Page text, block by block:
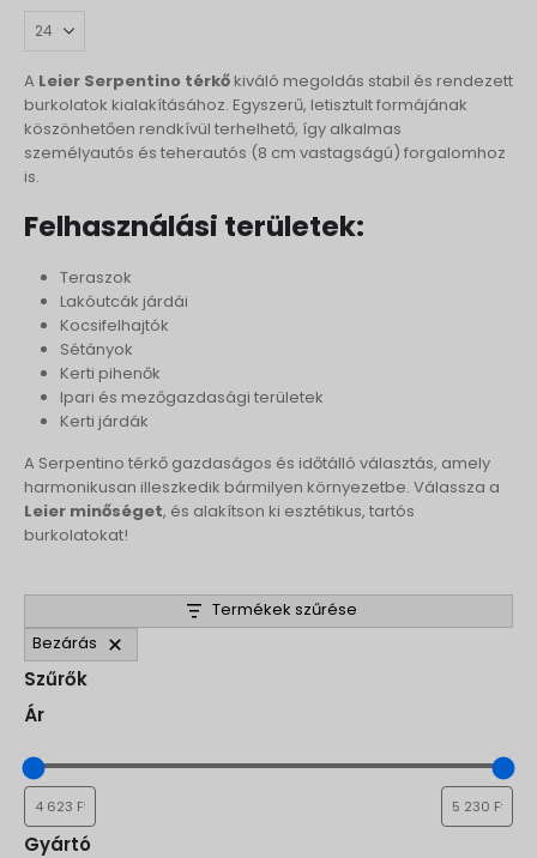
A Leier Serpentino térkő kiváló megoldás stabil és rendezett
burkolatok kialakításához. Egyszerű, letisztult formájának
köszönhetően rendkívül terhelhető, így alkalmas
személyautós és teherautós (8 cm vastagságú) forgalomhoz
is.
Felhasználási területek:
Teraszok
Lakóutcák járdái
Kocsifelhajtók
Sétányok
Kerti pihenők
Ipari és mezőgazdasági területek
Kerti járdák
A Serpentino térkő gazdaságos és időtálló választás, amely
harmonikusan illeszkedik bármilyen környezetbe. Válassza a
Leier minőséget, és alakítson ki esztétikus, tartós
burkolatokat!
Termékek szűrése
Bezárás
Szűrők
Ár
Gyártó